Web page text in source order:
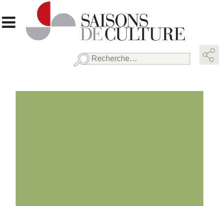
Rechercher :